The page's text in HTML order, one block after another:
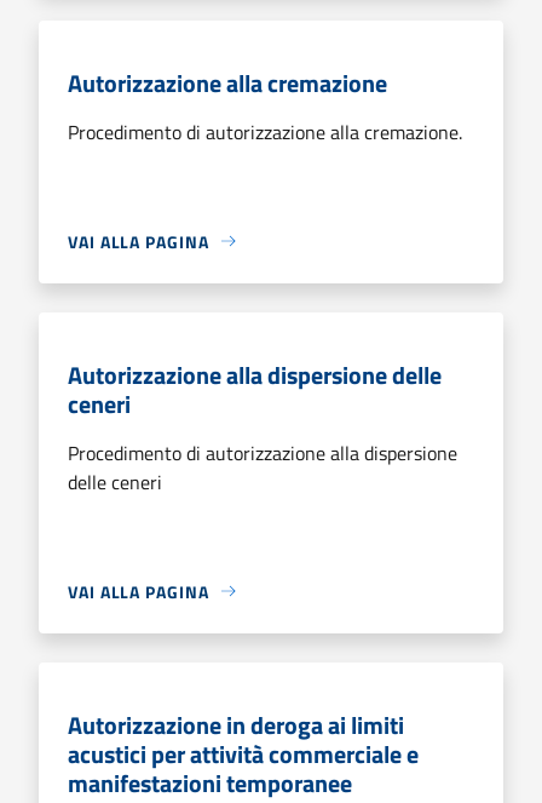
Autorizzazione alla cremazione
Procedimento di autorizzazione alla cremazione.
VAI ALLA PAGINA
Autorizzazione alla dispersione delle
ceneri
Procedimento di autorizzazione alla dispersione
delle ceneri
VAI ALLA PAGINA
Autorizzazione in deroga ai limiti
acustici per attività commerciale e
manifestazioni temporanee